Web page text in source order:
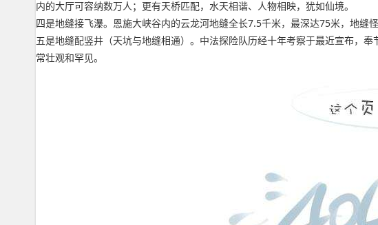
内的大厅可容纳数万人；更有天桥匹配，水天相谐、人物相映，犹如仙境。
四是地缝接飞瀑。恩施大峡谷内的云龙河地缝全长7.5千米，最深达75米，地缝
五是地缝配竖井（天坑与地缝相通）。中法探险队历经十年考察于最近宣布，
常壮观和罕见。